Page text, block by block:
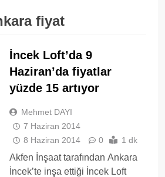
fiyat
İncek Loft’da 9
Haziran’da fiyatlar
yüzde 15 artıyor
Mehmet DAYI
7 Haziran 2014
8 Haziran 2014
0 1 dk
Akfen İnşaat tarafından Ankara
İncek’te inşa ettiği İncek Loft